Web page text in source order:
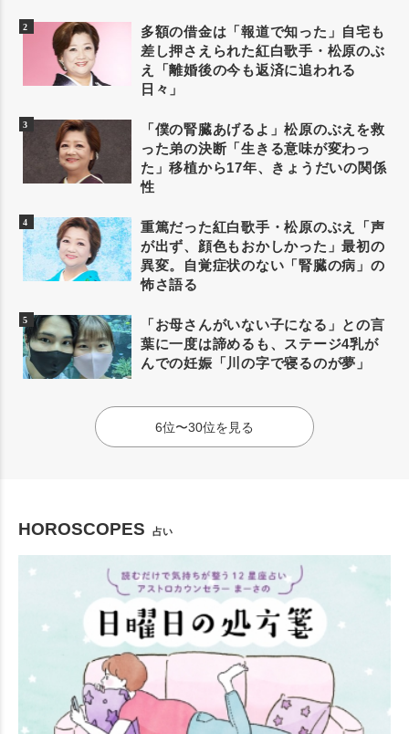
多額の借金は「報道で知った」自宅も
差し押さえられた紅白歌手・松原のぶ
え「離婚後の今も返済に追われる
日々」
「僕の腎臓あげるよ」松原のぶえを救
った弟の決断「生きる意味が変わっ
た」移植から17年、きょうだいの関係
性
重篤だった紅白歌手・松原のぶえ「声
が出ず、顔色もおかしかった」最初の
異変。自覚症状のない「腎臓の病」の
怖さ語る
「お母さんがいない子になる」との言
葉に一度は諦めるも、ステージ4乳が
んでの妊娠「川の字で寝るのが夢」
6位〜30位を見る
HOROSCOPES 占い